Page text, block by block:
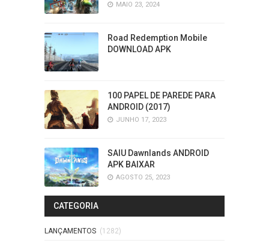
MAIO 23, 2024
Road Redemption Mobile
DOWNLOAD APK
100 PAPEL DE PAREDE PARA
ANDROID (2017)
JUNHO 17, 2023
SAIU Dawnlands ANDROID
APK BAIXAR
AGOSTO 25, 2023
CATEGORIA
LANÇAMENTOS (1282)